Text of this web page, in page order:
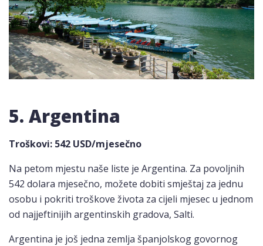
5. Argentina
Troškovi: 542 USD/mjesečno
Na petom mjestu naše liste je Argentina. Za povoljnih
542 dolara mjesečno, možete dobiti smještaj za jednu
osobu i pokriti troškove života za cijeli mjesec u jednom
od najjeftinijih argentinskih gradova, Salti.
Argentina je još jedna zemlja španjolskog govornog